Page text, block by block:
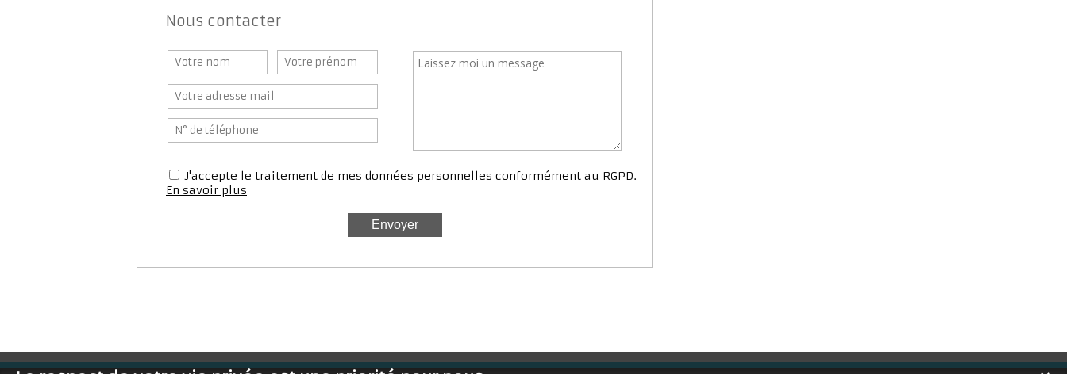
Nous contacter
J'accepte le traitement de mes données personnelles conformément au RGPD.
En savoir plus